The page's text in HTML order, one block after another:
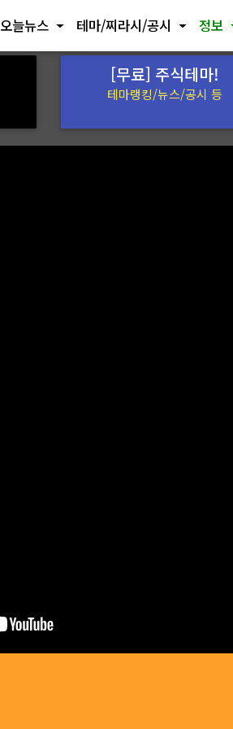
오늘뉴스 테마/찌라시/공시 정보
[무료] 주식테마!
테마랭킹/뉴스/공시 등